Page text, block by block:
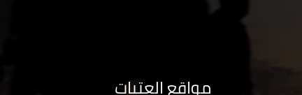
مواقع العتبات